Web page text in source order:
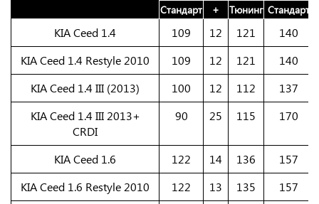
Стандарт + Тюнинг Стандарт
KIA Ceed 1.4 109 12 121
140
KIA Ceed 1.4 Restyle 2010
109 12 121
140
KIA Ceed 1.4 III (2013)
100 12 112
137
KIA Ceed 1.4 III 2013+
CRDI
90 25 115 170
KIA Ceed 1.6 122 14 136
157
KIA Ceed 1.6 Restyle 2010
122 13 135
157